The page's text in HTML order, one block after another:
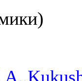
A.,